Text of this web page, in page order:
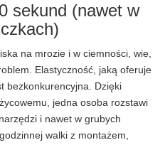
sekund (nawet w
na mrozie i w ciemności, wie,
Elastyczność, jaką oferuje
bezkonkurencyjna. Dzięki
jedna osoba rozstawi
i nawet w grubych
walki z montażem,